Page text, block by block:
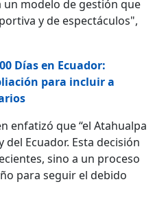
un modelo de gestión que
y de espectáculos",
Días en Ecuador:
para incluir a
enfatizó que “el Atahualpa
Ecuador. Esta decisión
sino a un proceso
para seguir el debido